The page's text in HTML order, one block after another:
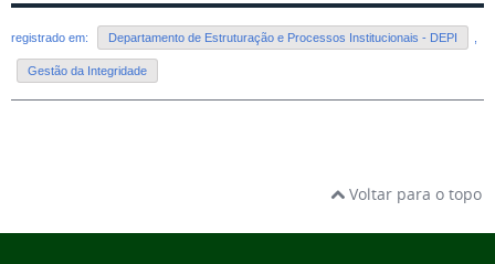
registrado em: Departamento de Estruturação e Processos Institucionais - DEPI
Gestão da Integridade
Voltar para o topo